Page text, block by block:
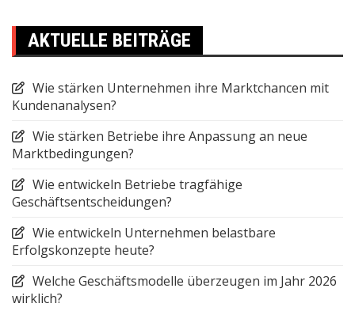
AKTUELLE BEITRÄGE
Wie stärken Unternehmen ihre Marktchancen mit
Kundenanalysen?
Wie stärken Betriebe ihre Anpassung an neue
Marktbedingungen?
Wie entwickeln Betriebe tragfähige
Geschäftsentscheidungen?
Wie entwickeln Unternehmen belastbare
Erfolgskonzepte heute?
Welche Geschäftsmodelle überzeugen im Jahr 2026
wirklich?